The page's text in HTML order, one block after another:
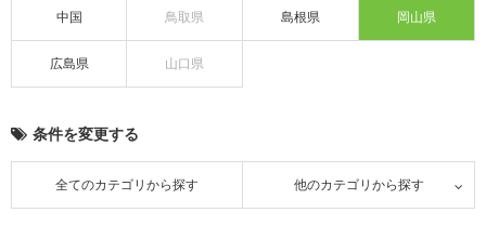
中国 鳥取県 島根県 岡山県
広島県 山口県
条件を変更する
全てのカテゴリから探す 他のカテゴリから探す